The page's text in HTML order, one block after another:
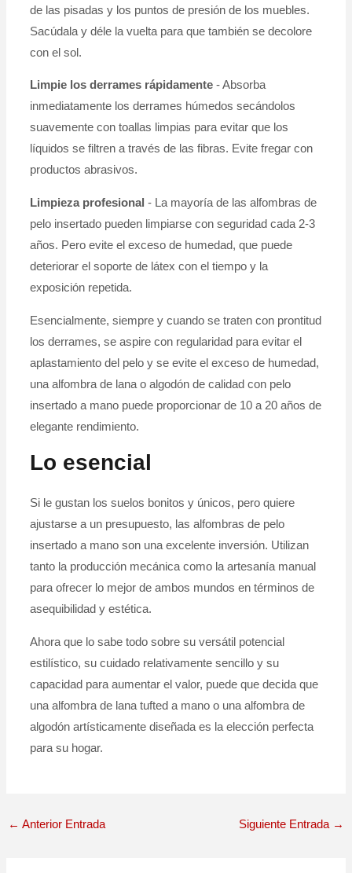
de las pisadas y los puntos de presión de los muebles.
Sacúdala y déle la vuelta para que también se decolore
con el sol.
Limpie los derrames rápidamente- Absorba
inmediatamente los derrames húmedos secándolos
suavemente con toallas limpias para evitar que los
líquidos se filtren a través de las fibras. Evite fregar con
productos abrasivos.
Limpieza profesional - La mayoría de las alfombras de
pelo insertado pueden limpiarse con seguridad cada 2-3
años. Pero evite el exceso de humedad, que puede
deteriorar el soporte de látex con el tiempo y la
exposición repetida.
Esencialmente, siempre y cuando se traten con prontitud
los derrames, se aspire con regularidad para evitar el
aplastamiento del pelo y se evite el exceso de humedad,
una alfombra de lana o algodón de calidad con pelo
insertado a mano puede proporcionar de 10 a 20 años de
elegante rendimiento.
Lo esencial
Si le gustan los suelos bonitos y únicos, pero quiere
ajustarse a un presupuesto, las alfombras de pelo
insertado a mano son una excelente inversión. Utilizan
tanto la producción mecánica como la artesanía manual
para ofrecer lo mejor de ambos mundos en términos de
asequibilidad y estética.
Ahora que lo sabe todo sobre su versátil potencial
estilístico, su cuidado relativamente sencillo y su
capacidad para aumentar el valor, puede que decida que
una alfombra de lana tufted a mano o una alfombra de
algodón artísticamente diseñada es la elección perfecta
para su hogar.
← Anterior Entrada Siguiente Entrada →